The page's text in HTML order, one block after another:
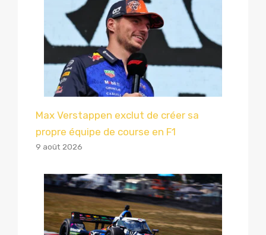
Max Verstappen exclut de créer sa
propre équipe de course en F1
9 août 2026